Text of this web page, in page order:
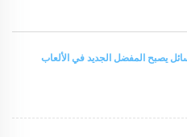
يصبح المفضل الجديد في الألعاب